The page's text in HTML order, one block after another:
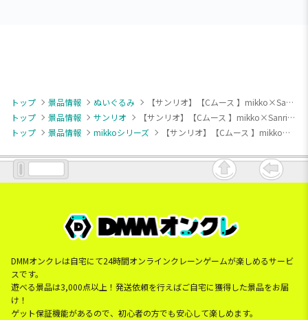
トップ 景品情報 ぬいぐるみ
【サンリオ】【Cムース 】mikko×Sanrio characters ドーナツデザインBIGぬいぐるみ①
トップ
景品情報 サンリオ
【サンリオ】【Cムース 】mikko×Sanrio characters ドーナツデザインBIGぬいぐるみ①
トップ
景品情報 mikkoシリーズ 【サンリオ】【Cムース 】mikko×Sanrio characters ドーナツデザインBIGぬいぐるみ①
DMMオンクレは自宅にて24時間オンラインクレーンゲームが楽しめるサービ
スです。
遊べる景品は3,000点以上！発送依頼を行えばご自宅に獲得した景品をお届
け！
ゲット保証機能があるので、初心者の方でも安心して楽しめます。